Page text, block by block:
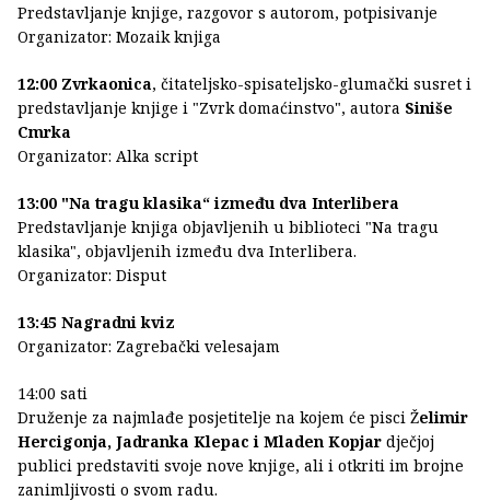
Predstavljanje knjige, razgovor s autorom, potpisivanje
Organizator: Mozaik knjiga
12:00 Zvrkaonica, čitateljsko-spisateljsko-glumački susret i
predstavljanje knjige i "Zvrk domaćinstvo", autora Siniše
Cmrka
Organizator: Alka script
13:00 "Na tragu klasika“ između dva Interlibera
Predstavljanje knjiga objavljenih u biblioteci "Na tragu
klasika", objavljenih između dva Interlibera.
Organizator: Disput
13:45 Nagradni kviz
Organizator: Zagrebački velesajam
14:00 sati
Druženje za najmlađe posjetitelje na kojem će pisci Želimir
Hercigonja, Jadranka Klepac i Mladen Kopjar dječjoj
publici predstaviti svoje nove knjige, ali i otkriti im brojne
zanimljivosti o svom radu.